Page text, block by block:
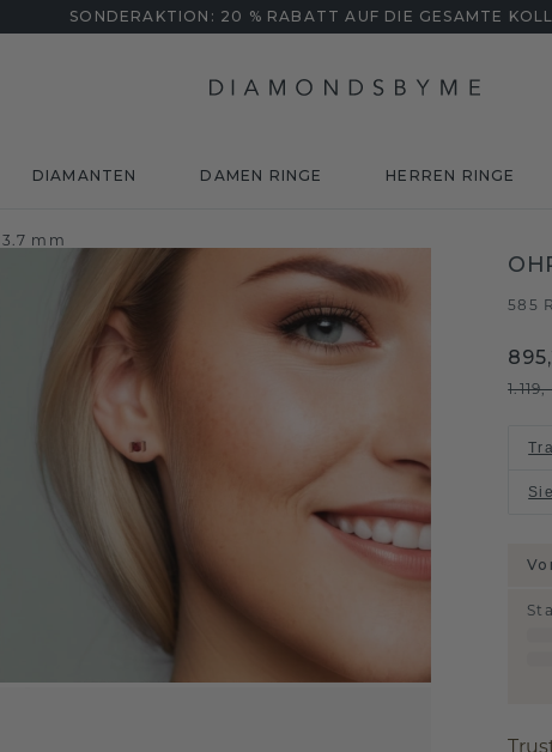
SONDERAKTION: 20 % RABATT AUF DIE GESAMTE
DIAMANTEN DAMEN RINGE HERREN RINGE
mm
585